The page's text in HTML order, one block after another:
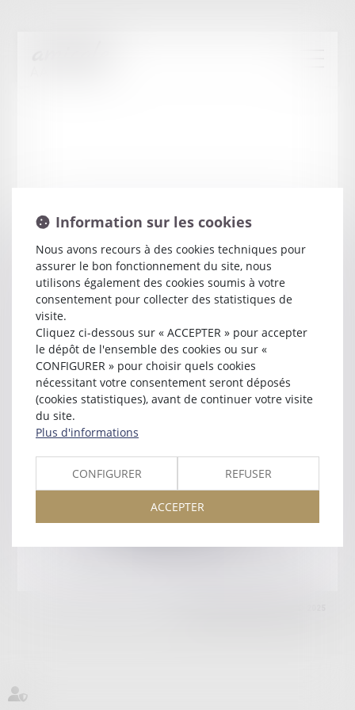
SoniaHALVOET
60 RUE GLORIETTE
71100 CHALON SUR SAONE
Tél :03 85 44 81 98
Retour
HonorairesMentions légalesPlan du site
11 Place des Cinq Martyrs du Lycée Buffon, 75014 PARIS
Information sur les cookies
Nous avons recours à des cookies techniques pour
assurer le bon fonctionnement du site, nous
utilisons également des cookies soumis à votre
consentement pour collecter des statistiques de
visite.
Cliquez ci-dessous sur « ACCEPTER » pour accepter
le dépôt de l'ensemble des cookies ou sur «
CONFIGURER » pour choisir quels cookies
nécessitant votre consentement seront déposés
(cookies statistiques), avant de continuer votre visite
du site.
Plus d'informations
CONFIGURER REFUSER
ACCEPTER